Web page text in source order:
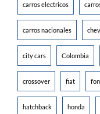
carros electricos
carros nacionales
city cars Colombia
crossover fiat
hatchback honda